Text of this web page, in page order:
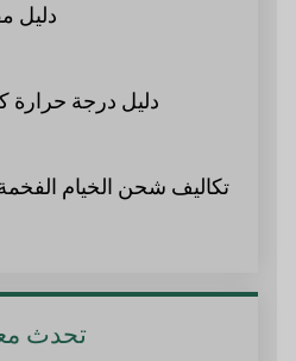
دليل
دليل درجة حرارة
تكاليف شحن الخيام
تحدث